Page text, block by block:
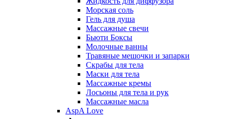
Морская соль
Гель для душа
Массажные свечи
Бьюти Боксы
Молочные ванны
Травяные мешочки и запарки
Скрабы для тела
Маски для тела
Массажные кремы
Лосьоны для тела и рук
Массажные масла
AspA Love